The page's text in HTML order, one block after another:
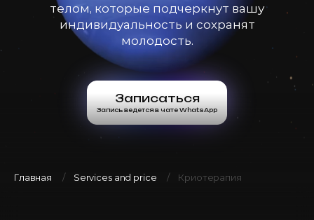
телом, которые подчеркнут вашу
индивидуальность и сохранят
молодость.
Записаться
Запись ведется в чате WhatsApp
Главная Services and price Криотерапия